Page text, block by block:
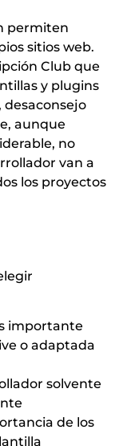
permiten
sitios web.
Club que
y plugins
aunque
no
van a
los proyectos
importante
o adaptada
solvente
de los